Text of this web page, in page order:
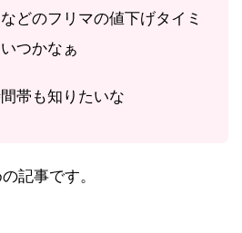
どのフリマの値下げタイミ
つかなぁ
帯も知りたいな
記事です。